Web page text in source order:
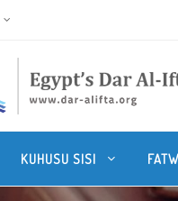
KUHUSU SISI